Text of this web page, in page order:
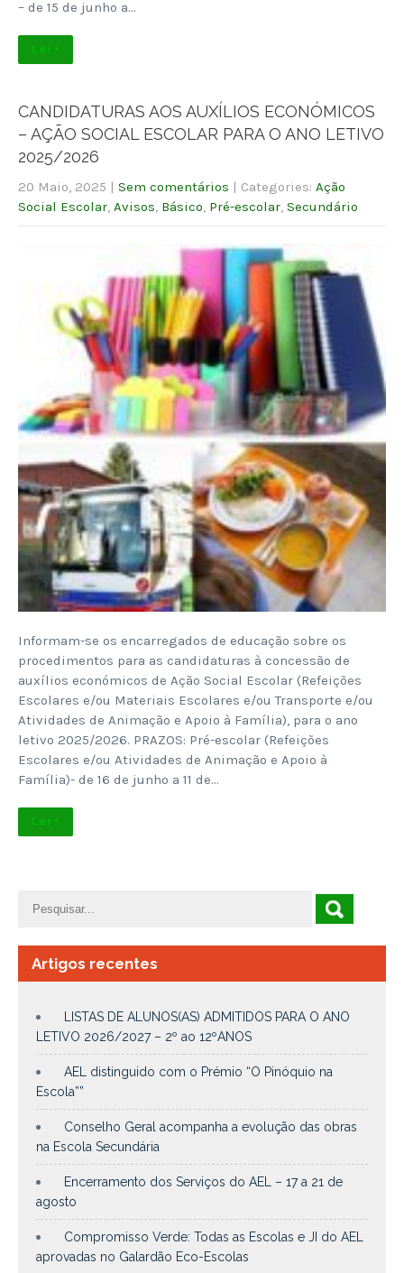
– de 15 de junho a…
Ler +
CANDIDATURAS AOS AUXÍLIOS ECONÓMICOS
– AÇÃO SOCIAL ESCOLAR PARA O ANO LETIVO
2025/2026
20 Maio, 2025 | Sem comentários | Categories: Ação
Social Escolar, Avisos, Básico, Pré-escolar, Secundário
Informam-se os encarregados de educação sobre os
procedimentos para as candidaturas à concessão de
auxílios económicos de Ação Social Escolar (Refeições
Escolares e/ou Materiais Escolares e/ou Transporte e/ou
Atividades de Animação e Apoio à Família), para o ano
letivo 2025/2026. PRAZOS: Pré-escolar (Refeições
Escolares e/ou Atividades de Animação e Apoio à
Família)- de 16 de junho a 11 de…
Ler +
Artigos recentes
LISTAS DE ALUNOS(AS) ADMITIDOS PARA O ANO
LETIVO 2026/2027 – 2º ao 12ºANOS
AEL distinguido com o Prémio “O Pinóquio na
Escola””
Conselho Geral acompanha a evolução das obras
na Escola Secundária
Encerramento dos Serviços do AEL – 17 a 21 de
agosto
Compromisso Verde: Todas as Escolas e JI do AEL
aprovadas no Galardão Eco-Escolas